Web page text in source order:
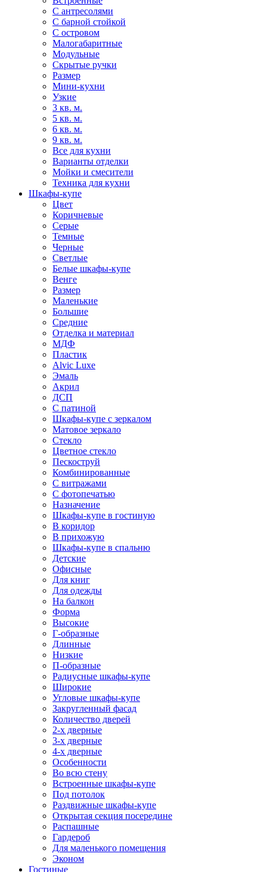
С антресолями
С барной стойкой
С островом
Малогабаритные
Модульные
Скрытые ручки
Размер
Мини-кухни
Узкие
3 кв. м.
5 кв. м.
6 кв. м.
9 кв. м.
Все для кухни
Варианты отделки
Мойки и смесители
Техника для кухни
Шкафы-купе
Цвет
Коричневые
Серые
Темные
Черные
Светлые
Белые шкафы-купе
Венге
Размер
Маленькие
Большие
Средние
Отделка и материал
МДФ
Пластик
Alvic Luxe
Эмаль
Акрил
ДСП
С патиной
Шкафы-купе с зеркалом
Матовое зеркало
Стекло
Цветное стекло
Пескоструй
Комбинированные
С витражами
С фотопечатью
Назначение
Шкафы-купе в гостиную
В коридор
В прихожую
Шкафы-купе в спальню
Детские
Офисные
Для книг
Для одежды
На балкон
Форма
Высокие
Г-образные
Длинные
Низкие
П-образные
Радиусные шкафы-купе
Широкие
Угловые шкафы-купе
Закругленный фасад
Количество дверей
2-х дверные
3-х дверные
4-х дверные
Особенности
Во всю стену
Встроенные шкафы-купе
Под потолок
Раздвижные шкафы-купе
Открытая секция посередине
Распашные
Гардероб
Для маленького помещения
Эконом
Гостиные